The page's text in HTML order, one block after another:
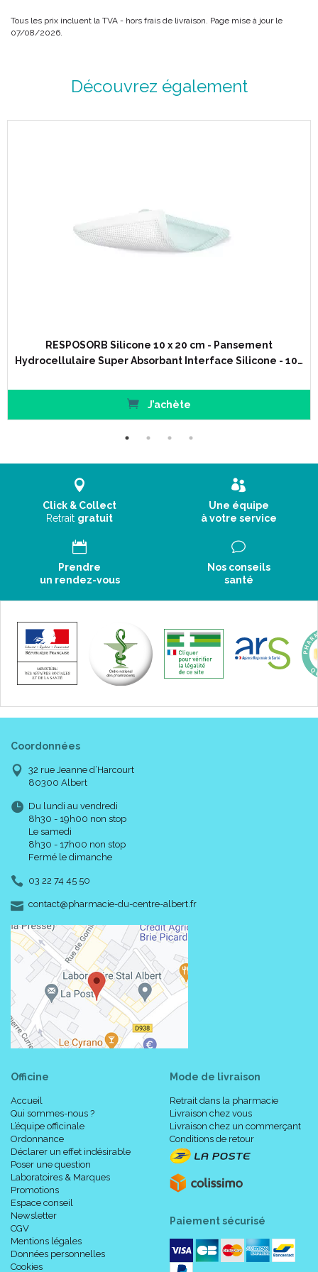
Tous les prix incluent la TVA - hors frais de livraison. Page mise à jour le
07/08/2026.
Découvrez également
RESPOSORB Silicone 10 x 20 cm - Pansement
Hydrocellulaire Super Absorbant Interface Silicone - 10…
J’achète
Click & Collect
Retrait gratuit
Une équipe
à votre service
Prendre
un rendez-vous
Nos conseils
santé
Coordonnées
32 rue Jeanne d’Harcourt
80300 Albert
Du lundi au vendredi
8h30 - 19h00 non stop
Le samedi
8h30 - 17h00 non stop
Fermé le dimanche
03 22 74 45 50
contact-
@-
pharmacie-du-centre-albert.fr
Officine
Accueil
Qui sommes-nous ?
L’équipe officinale
Ordonnance
Déclarer un effet indésirable
Poser une question
Laboratoires & Marques
Promotions
Espace conseil
Newsletter
CGV
Mentions légales
Données personnelles
Cookies
Mode de livraison
Retrait dans la pharmacie
Livraison chez vous
Livraison chez un commerçant
Conditions de retour
Paiement sécurisé